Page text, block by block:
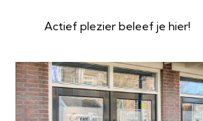
Actief plezier beleef je hier!